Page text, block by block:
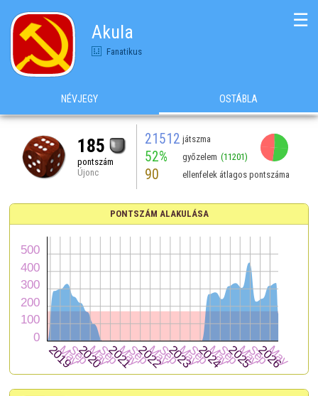
Akula
Fanatikus
☰
NÉVJEGY OSTÁBLA
185
pontszám
Újonc
21512 játszma
52% győzelem (11201)
90 ellenfelek átlagos pontszáma
PONTSZÁM ALAKULÁSA